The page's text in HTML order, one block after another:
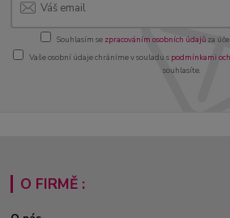
Souhlasím se zpracováním osobních údajůza
Vaše osobní údaje chráníme v souladu s podmínkami
souhlasíte.
O FIRMĚ :